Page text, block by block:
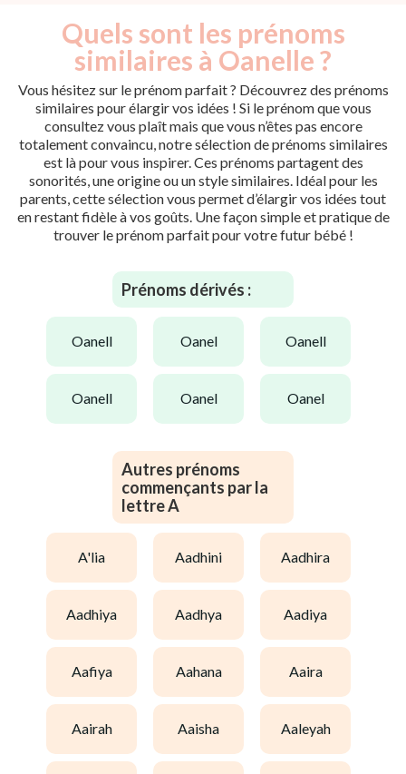
Quels sont les prénoms
similaires à Oanelle ?
Vous hésitez sur le prénom parfait ? Découvrez des prénoms
similaires pour élargir vos idées ! Si le prénom que vous
consultez vous plaît mais que vous n’êtes pas encore
totalement convaincu, notre sélection de prénoms similaires
est là pour vous inspirer. Ces prénoms partagent des
sonorités, une origine ou un style similaires. Idéal pour les
parents, cette sélection vous permet d’élargir vos idées tout
en restant fidèle à vos goûts. Une façon simple et pratique de
trouver le prénom parfait pour votre futur bébé !
Prénoms dérivés :
oanell oanel oanell
oanell oanel oanel
Autres prénoms
commençants par la
lettre A
a'lia aadhini aadhira
aadhiya aadhya aadiya
aafiya aahana aaira
aairah aaisha aaleyah